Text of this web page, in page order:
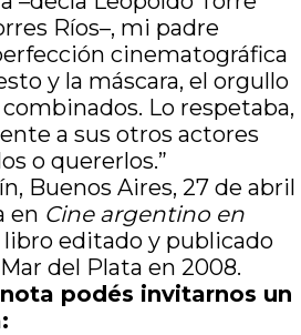
Ríos–, mi padre
cinematográfica
y la máscara, el orgullo
Lo respetaba,
a sus otros actores
o quererlos.”
Buenos Aires, 27 de abril
en Cine argentino en
libro editado y publicado
del Plata en 2008.
podés invitarnos un